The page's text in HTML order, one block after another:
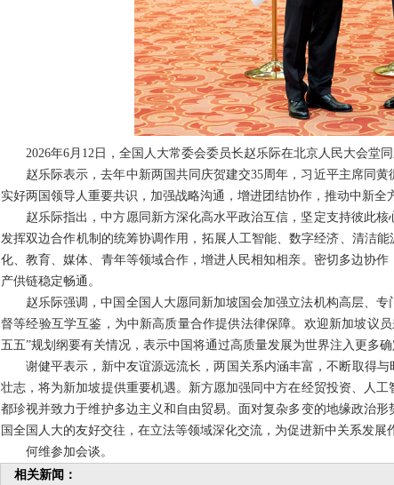
2026年6月12日，全国人大常委会委员长赵乐际在北京人民大会堂
赵乐际表示，去年中新两国共同庆贺建交35周年，习近平主席同
实好两国领导人重要共识，加强战略沟通，增进团结协作，推动中新全
赵乐际指出，中方愿同新方深化高水平政治互信，坚定支持彼此
发挥双边合作机制的统筹协调作用，拓展人工智能、数字经济、清洁
化、教育、媒体、青年等领域合作，增进人民相知相亲。密切多边协
产供链稳定畅通。
赵乐际强调，中国全国人大愿同新加坡国会加强立法机构高层、
督等经验互学互鉴，为中新高质量合作提供法律保障。欢迎新加坡议
五五”规划纲要有关情况，表示中国将通过高质量发展为世界注入更多
谢健平表示，新中友谊源远流长，两国关系内涵丰富，不断取得
壮志，将为新加坡提供重要机遇。新方愿加强同中方在经贸投资、人
都珍视并致力于维护多边主义和自由贸易。面对复杂多变的地缘政治
国全国人大的友好交往，在立法等领域深化交流，为促进新中关系发展
何维参加会谈。
相关新闻：